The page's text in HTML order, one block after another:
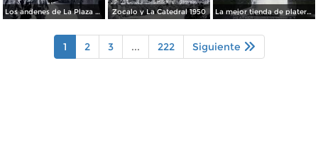
Los andenes de La Plaza de toros Ciudad de México 1950 Zocalo y La Catedral 1950 La mejor tienda de plateria.
1 2 3 ... 222 Siguiente